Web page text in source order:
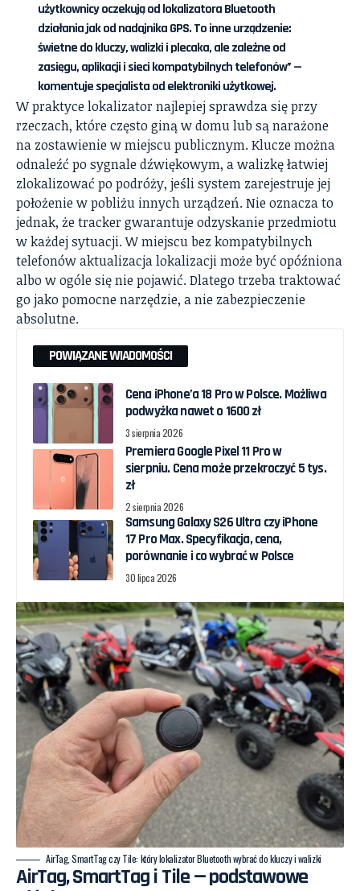
użytkownicy oczekują od lokalizatora Bluetooth
działania jak od nadajnika GPS. To inne urządzenie:
świetne do kluczy, walizki i plecaka, ale zależne od
zasięgu, aplikacji i sieci kompatybilnych telefonów” —
komentuje specjalista od elektroniki użytkowej.
W praktyce lokalizator najlepiej sprawdza się przy
rzeczach, które często giną w domu lub są narażone
na zostawienie w miejscu publicznym. Klucze można
odnaleźć po sygnale dźwiękowym, a walizkę łatwiej
zlokalizować po podróży, jeśli system zarejestruje jej
położenie w pobliżu innych urządzeń. Nie oznacza to
jednak, że tracker gwarantuje odzyskanie przedmiotu
w każdej sytuacji. W miejscu bez kompatybilnych
telefonów aktualizacja lokalizacji może być opóźniona
albo w ogóle się nie pojawić. Dlatego trzeba traktować
go jako pomocne narzędzie, a nie zabezpieczenie
absolutne.
POWIĄZANE WIADOMOŚCI
Cena iPhone’a 18 Pro w Polsce. Możliwa
podwyżka nawet o 1600 zł
3 sierpnia 2026
Premiera Google Pixel 11 Pro w
sierpniu. Cena może przekroczyć 5 tys.
zł
2 sierpnia 2026
Samsung Galaxy S26 Ultra czy iPhone
17 Pro Max. Specyfikacja, cena,
porównanie i co wybrać w Polsce
30 lipca 2026
AirTag, SmartTag czy Tile: który lokalizator Bluetooth wybrać do kluczy i walizki
AirTag, SmartTag i Tile — podstawowe